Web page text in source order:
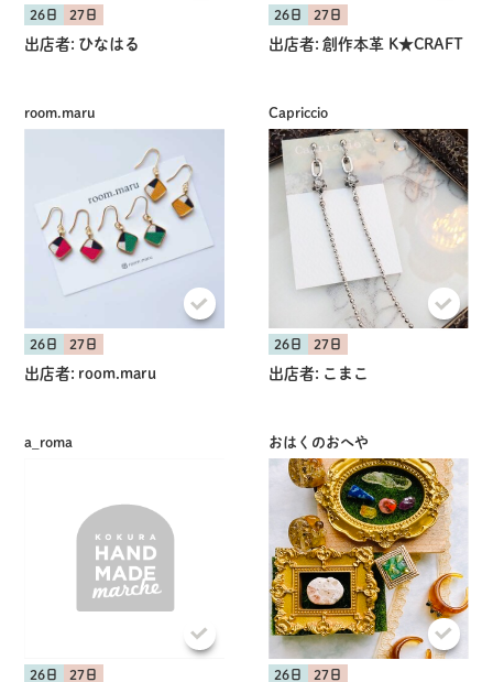
26日 27日
出店者: ひなはる
26日 27日
出店者: 創作本革 K★CRAFT
room.maru
26日 27日
出店者: room.maru
Capriccio
26日 27日
出店者: こまこ
a_roma
26日 27日
おはくのおへや
26日 27日